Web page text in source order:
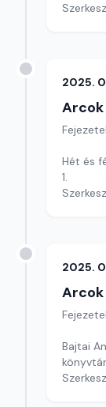
2025.
Hét és
1.
2025.
Bajtai